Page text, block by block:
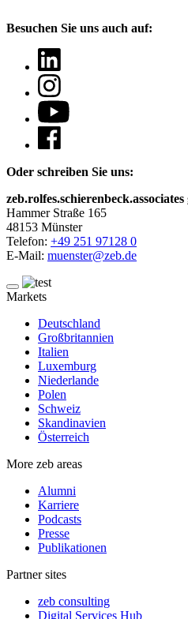
Besuchen Sie uns auch auf:
Oder schreiben Sie uns:
zeb.rolfes.schierenbeck.associates
Hammer Straße 165
48153 Münster
Telefon: +49 251 97128 0
E-Mail: muenster@zeb.de
Markets
Deutschland
Großbritannien
Italien
Luxemburg
Niederlande
Polen
Schweiz
Skandinavien
Österreich
More zeb areas
Alumni
Karriere
Podcasts
Presse
Publikationen
Partner sites
zeb consulting
Digital Services Hub